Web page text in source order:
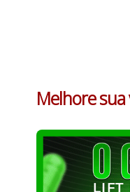
Melhore sua